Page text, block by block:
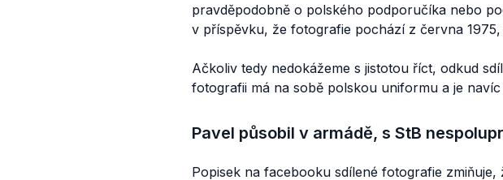
pravděpodobně o polského podporučíka nebo
v příspěvku, že fotografie pochází z června 1975,
Ačkoliv tedy nedokážeme s jistotou říct, odkud
fotografii má na sobě polskou uniformu a je
Pavel působil v armádě, s StB
Popisek na facebooku sdílené fotografie